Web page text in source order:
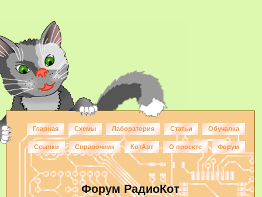
Главная Схемы Лаборатория Статьи Обучалка
Ссылки Справочник КотАрт О проекте Форум
Форум РадиоКот